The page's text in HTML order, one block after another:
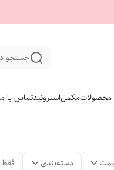
جستجو
مکملاستروئیدتماس با
دسته‌بندی